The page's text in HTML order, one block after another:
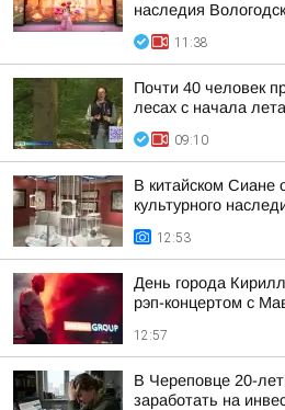
наследия
11:38
Почти 40 человек
лесах с начала
09:10
В китайском Сиане
культурного
12:53
День города
рэп-концертом с
12:57
В Череповце 20-
заработать на